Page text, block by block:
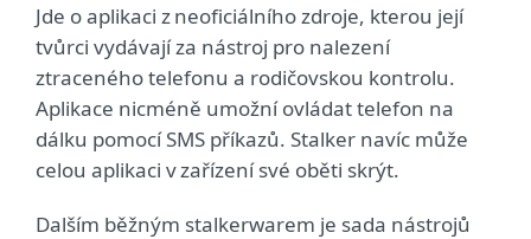
Jde o aplikaci z neoficiálního zdroje, kterou její
tvůrci vydávají za nástroj pro nalezení
ztraceného telefonu a rodičovskou kontrolu.
Aplikace nicméně umožní ovládat telefon na
dálku pomocí SMS příkazů. Stalker navíc může
celou aplikaci v zařízení své oběti skrýt.
Dalším běžným stalkerwarem je sada nástrojů